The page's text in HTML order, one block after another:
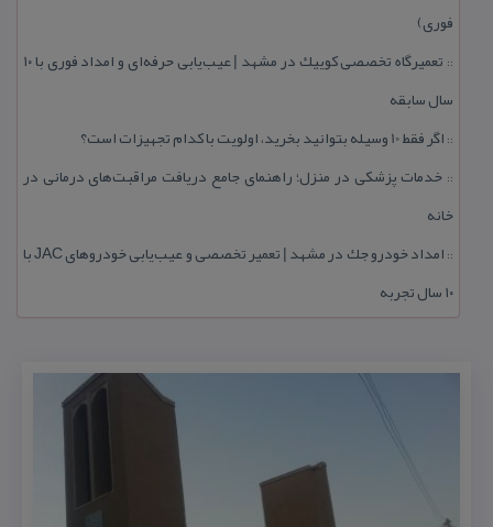
فوری)
::
تعمیرگاه تخصصی كوییك در مشهد | عیب‌یابی حرفه‌ای و امداد فوری با ۱۰
سال سابقه
:: اگر فقط 10 وسیله بتوانید بخرید، اولویت با كدام تجهیزات است؟
:: خدمات پزشكی در منزل؛ راهنمای جامع دریافت مراقبت‌های درمانی در
خانه
::
امداد خودرو جك در مشهد | تعمیر تخصصی و عیب‌یابی خودروهای JAC با
۱۰ سال تجربه